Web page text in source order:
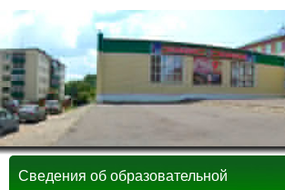
Сведения об образовательной